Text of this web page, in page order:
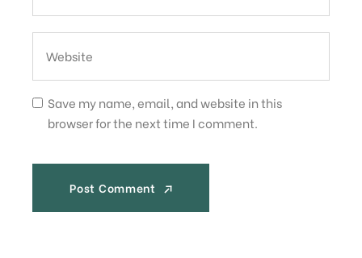
Save my name, email, and website in this
browser for the next time I comment.
Post Comment